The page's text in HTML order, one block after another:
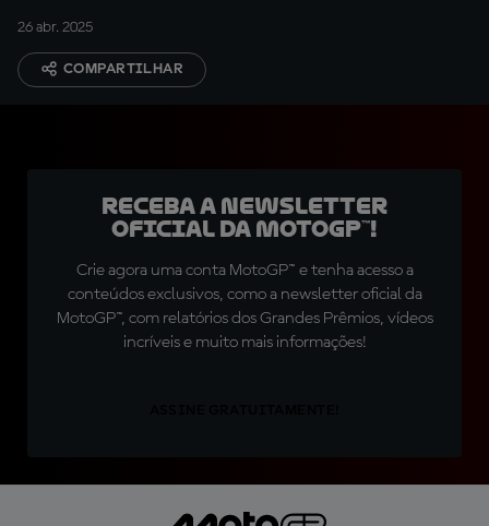
26 abr. 2025
COMPARTILHAR
Receba a newsletter
oficial da MotoGP™!
Crie agora uma conta MotoGP™ e tenha acesso a
conteúdos exclusivos, como a newsletter oficial da
MotoGP™, com relatórios dos Grandes Prêmios, vídeos
incríveis e muito mais informações!